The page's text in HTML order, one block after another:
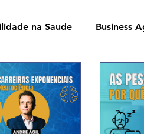
na Saude Business
Carreiras Ageis
Vendas Ágeis